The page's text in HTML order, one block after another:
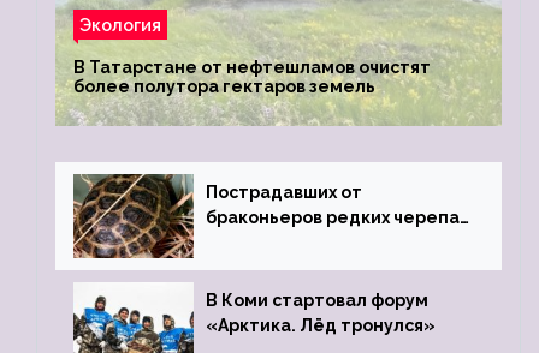
Экология
В Татарстане от нефтешламов очистят
более полутора гектаров земель
Пострадавших от
браконьеров редких черепах
зоопарк
В Коми стартовал форум
«Арктика. Лёд тронулся»